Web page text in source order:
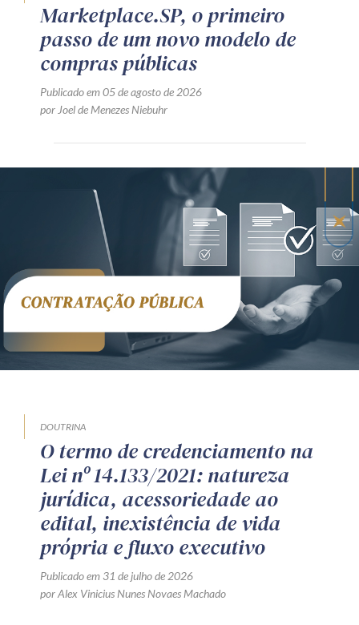
Marketplace.SP, o primeiro
passo de um novo modelo de
compras públicas
Publicado em 05 de agosto de 2026
por Joel de Menezes Niebuhr
DOUTRINA
O termo de credenciamento na
Lei nº 14.133/2021: natureza
jurídica, acessoriedade ao
edital, inexistência de vida
própria e fluxo executivo
Publicado em 31 de julho de 2026
por Alex Vinicius Nunes Novaes Machado